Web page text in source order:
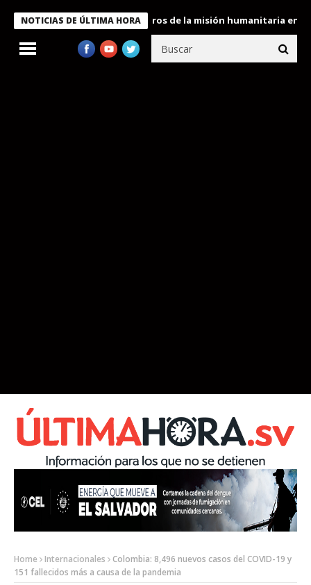
NOTICIAS DE ÚLTIMA HORA
Bukele condecora a miembros de la misión humanitaria enviada
Home Internacionales
Colombia: 8,496 nuevos casos del COVID-19 y
151 fallecidos más a causa de la pandemia